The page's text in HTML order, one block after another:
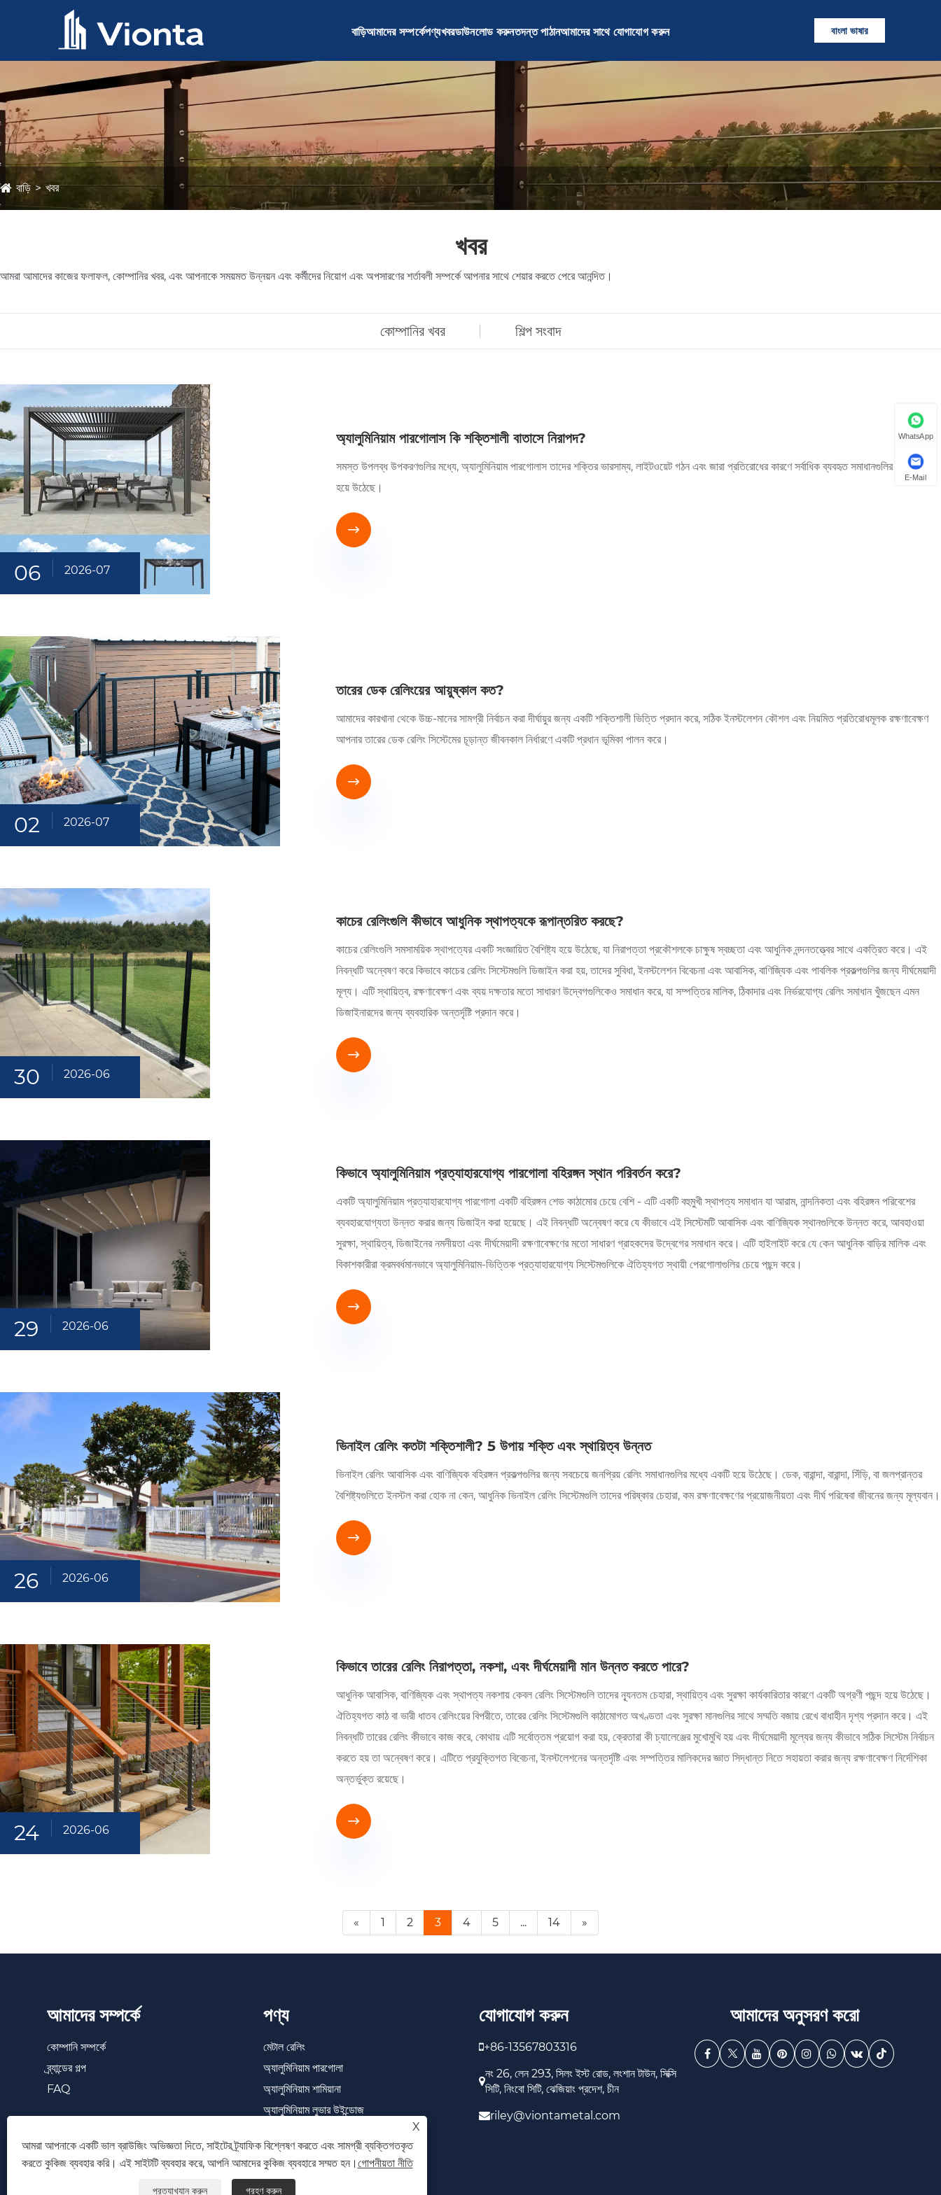
বাড়িআমাদের সম্পর্কেপণ্যখবরডাউনলোড করুনতদন্ত পাঠানআমাদের সাথে যোগাযোগ করুন বাংলা ভাষার
বাড়ি খবর
খবর
আমরা আমাদের কাজের ফলাফল, কোম্পানির খবর, এবং আপনাকে সময়মত উন্নয়ন এবং কর্মীদের নিয়োগ এবং অপসারণের শর্তাবলী সম্পর্কে আপনার সাথে শেয়ার করতে পেরে আনন্দিত।
কোম্পানির খবর শিল্প সংবাদ
06 2026-07
অ্যালুমিনিয়াম পারগোলাস কি শক্তিশালী বাতাসে নিরাপদ?
সমস্ত উপলব্ধ উপকরণগুলির মধ্যে, অ্যালুমিনিয়াম পারগোলাস তাদের শক্তির ভারসাম্য, লাইটওয়েট গঠন এবং জারা প্রতিরোধের কারণে সর্বাধিক ব্যবহৃত সমাধানগুলির মধ্যে একটি
হয়ে উঠেছে।

02 2026-07
তারের ডেক রেলিংয়ের আয়ুষ্কাল কত?
আমাদের কারখানা থেকে উচ্চ-মানের সামগ্রী নির্বাচন করা দীর্ঘায়ুর জন্য একটি শক্তিশালী ভিত্তি প্রদান করে, সঠিক ইনস্টলেশন কৌশল এবং নিয়মিত প্রতিরোধমূলক রক্ষণাবেক্ষণ
আপনার তারের ডেক রেলিং সিস্টেমের চূড়ান্ত জীবনকাল নির্ধারণে একটি প্রধান ভূমিকা পালন করে।

30 2026-06
কাচের রেলিংগুলি কীভাবে আধুনিক স্থাপত্যকে রূপান্তরিত করছে?
কাচের রেলিংগুলি সমসাময়িক স্থাপত্যের একটি সংজ্ঞায়িত বৈশিষ্ট্য হয়ে উঠেছে, যা নিরাপত্তা প্রকৌশলকে চাক্ষুষ স্বচ্ছতা এবং আধুনিক নন্দনতত্ত্বের সাথে একত্রিত করে। এই
নিবন্ধটি অন্বেষণ করে কিভাবে কাচের রেলিং সিস্টেমগুলি ডিজাইন করা হয়, তাদের সুবিধা, ইনস্টলেশন বিবেচনা এবং আবাসিক, বাণিজ্যিক এবং পাবলিক প্রকল্পগুলির জন্য দীর্ঘমেয়াদী
মূল্য। এটি স্থায়িত্ব, রক্ষণাবেক্ষণ এবং ব্যয় দক্ষতার মতো সাধারণ উদ্বেগগুলিকেও সমাধান করে, যা সম্পত্তির মালিক, ঠিকাদার এবং নির্ভরযোগ্য রেলিং সমাধান খুঁজছেন এমন
ডিজাইনারদের জন্য ব্যবহারিক অন্তর্দৃষ্টি প্রদান করে।

29 2026-06
কিভাবে অ্যালুমিনিয়াম প্রত্যাহারযোগ্য পারগোলা বহিরঙ্গন স্থান পরিবর্তন করে?
একটি অ্যালুমিনিয়াম প্রত্যাহারযোগ্য পারগোলা একটি বহিরঙ্গন শেড কাঠামোর চেয়ে বেশি - এটি একটি বহুমুখী স্থাপত্য সমাধান যা আরাম, নান্দনিকতা এবং বহিরঙ্গন পরিবেশের
ব্যবহারযোগ্যতা উন্নত করার জন্য ডিজাইন করা হয়েছে। এই নিবন্ধটি অন্বেষণ করে যে কীভাবে এই সিস্টেমটি আবাসিক এবং বাণিজ্যিক স্থানগুলিকে উন্নত করে, আবহাওয়া
সুরক্ষা, স্থায়িত্ব, ডিজাইনের নমনীয়তা এবং দীর্ঘমেয়াদী রক্ষণাবেক্ষণের মতো সাধারণ গ্রাহকদের উদ্বেগের সমাধান করে। এটি হাইলাইট করে যে কেন আধুনিক বাড়ির মালিক এবং
বিকাশকারীরা ক্রমবর্ধমানভাবে অ্যালুমিনিয়াম-ভিত্তিক প্রত্যাহারযোগ্য সিস্টেমগুলিকে ঐতিহ্যগত স্থায়ী পেরগোলাগুলির চেয়ে পছন্দ করে।

26 2026-06
ভিনাইল রেলিং কতটা শক্তিশালী? 5 উপায় শক্তি এবং স্থায়িত্ব উন্নত
ভিনাইল রেলিং আবাসিক এবং বাণিজ্যিক বহিরঙ্গন প্রকল্পগুলির জন্য সবচেয়ে জনপ্রিয় রেলিং সমাধানগুলির মধ্যে একটি হয়ে উঠেছে। ডেক, বারান্দা, বারান্দা, সিঁড়ি, বা জলপ্রান্তর
বৈশিষ্ট্যগুলিতে ইনস্টল করা হোক না কেন, আধুনিক ভিনাইল রেলিং সিস্টেমগুলি তাদের পরিষ্কার চেহারা, কম রক্ষণাবেক্ষণের প্রয়োজনীয়তা এবং দীর্ঘ পরিষেবা জীবনের জন্য মূল্যবান।

24 2026-06
কিভাবে তারের রেলিং নিরাপত্তা, নকশা, এবং দীর্ঘমেয়াদী মান উন্নত করতে পারে?
আধুনিক আবাসিক, বাণিজ্যিক এবং স্থাপত্য নকশায় কেবল রেলিং সিস্টেমগুলি তাদের ন্যূনতম চেহারা, স্থায়িত্ব এবং সুরক্ষা কার্যকারিতার কারণে একটি অগ্রণী পছন্দ হয়ে উঠেছে।
ঐতিহ্যগত কাঠ বা ভারী ধাতব রেলিংয়ের বিপরীতে, তারের রেলিং সিস্টেমগুলি কাঠামোগত অখণ্ডতা এবং সুরক্ষা মানগুলির সাথে সম্মতি বজায় রেখে বাধাহীন দৃশ্য প্রদান করে। এই
নিবন্ধটি তারের রেলিং কীভাবে কাজ করে, কোথায় এটি সর্বোত্তম প্রয়োগ করা হয়, ক্রেতারা কী চ্যালেঞ্জের মুখোমুখি হয় এবং দীর্ঘমেয়াদী মূল্যের জন্য কীভাবে সঠিক সিস্টেম নির্বাচন
করতে হয় তা অন্বেষণ করে। এটিতে প্রযুক্তিগত বিবেচনা, ইনস্টলেশনের অন্তর্দৃষ্টি এবং সম্পত্তির মালিকদের জ্ঞাত সিদ্ধান্ত নিতে সহায়তা করার জন্য রক্ষণাবেক্ষণ নির্দেশিকা
অন্তর্ভুক্ত রয়েছে।

« 1 2 3 4 5 ... 14 »
আমাদের সম্পর্কে
কোম্পানি সম্পর্কে
ব্র্যান্ডের গল্প
FAQ
পণ্য
মেটাল রেলিং
অ্যালুমিনিয়াম পারগোলা
অ্যালুমিনিয়াম শামিয়ানা
অ্যালুমিনিয়াম লুভার উইন্ডোজ
ভিনাইল রেলিং
যোগাযোগ করুন
+86-13567803316
নং 26, লেন 293, সিলং ইস্ট রোড, লংশান টাউন, সিক্সি
সিটি, নিংবো সিটি, ঝেজিয়াং প্রদেশ, চীন
riley@viontametal.com
আমাদের অনুসরণ করো
WhatsApp
E-Mail
X
আমরা আপনাকে একটি ভাল ব্রাউজিং অভিজ্ঞতা দিতে, সাইটের ট্র্যাফিক বিশ্লেষণ করতে এবং সামগ্রী ব্যক্তিগতকৃত
করতে কুকিজ ব্যবহার করি। এই সাইটটি ব্যবহার করে, আপনি আমাদের কুকিজ ব্যবহারে সম্মত হন। গোপনীয়তা নীতি
প্রত্যাখ্যান করুন গ্রহণ করুন